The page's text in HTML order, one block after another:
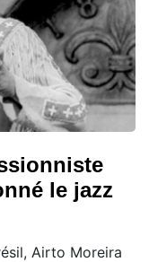
le jazz
Airto Moreira